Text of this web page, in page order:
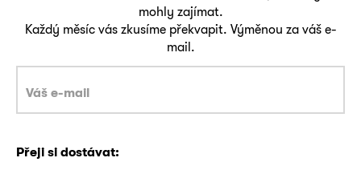
mohly zajímat.
Každý měsíc vás zkusíme překvapit. Výměnou za váš e-
mail.
Přeji si dostávat: